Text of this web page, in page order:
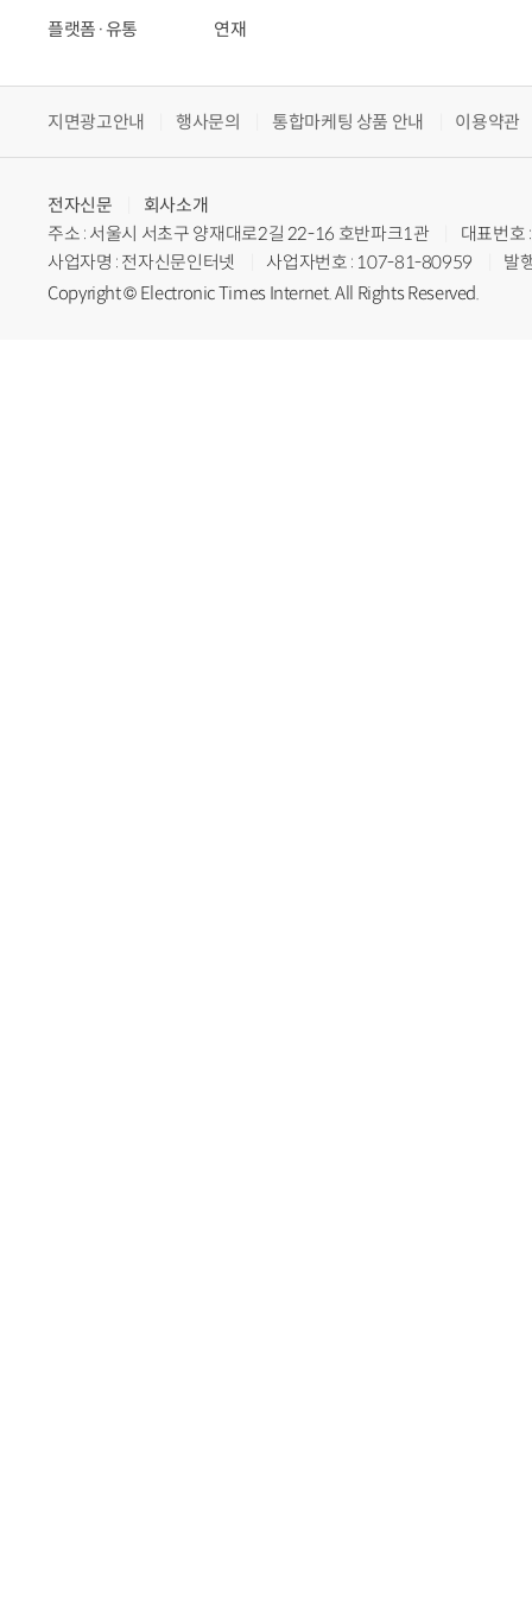
플랫폼·유통
연재
지면광고안내 행사문의 통합마케팅 상품 안내 이용약관
전자신문
회사소개
주소 : 서울시 서초구 양재대로2길 22-16 호반파크1관
대표번
사업자명 : 전자신문인터넷
사업자번호 : 107-81-80959
발
Copyright © Electronic Times Internet. All Rights Reserved.